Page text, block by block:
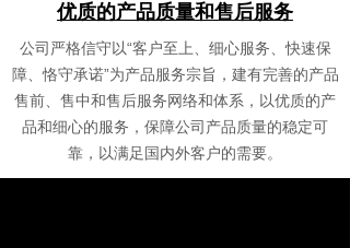
优质的产品质量和售后服务
公司严格信守以“客户至上、细心服务、快速保
障、恪守承诺”为产品服务宗旨，建有完善的产品
售前、售中和售后服务网络和体系，以优质的产
品和细心的服务，保障公司产品质量的稳定可
靠，以满足国内外客户的需要。